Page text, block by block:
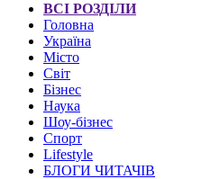
ВСІ РОЗДІЛИ
Головна
Україна
Місто
Світ
Бізнес
Наука
Шоу-бізнес
Спорт
Lifestyle
БЛОГИ ЧИТАЧІВ